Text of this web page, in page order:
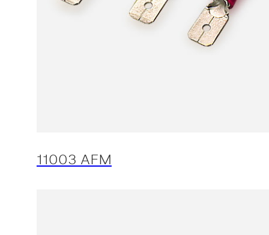
11003 AFM